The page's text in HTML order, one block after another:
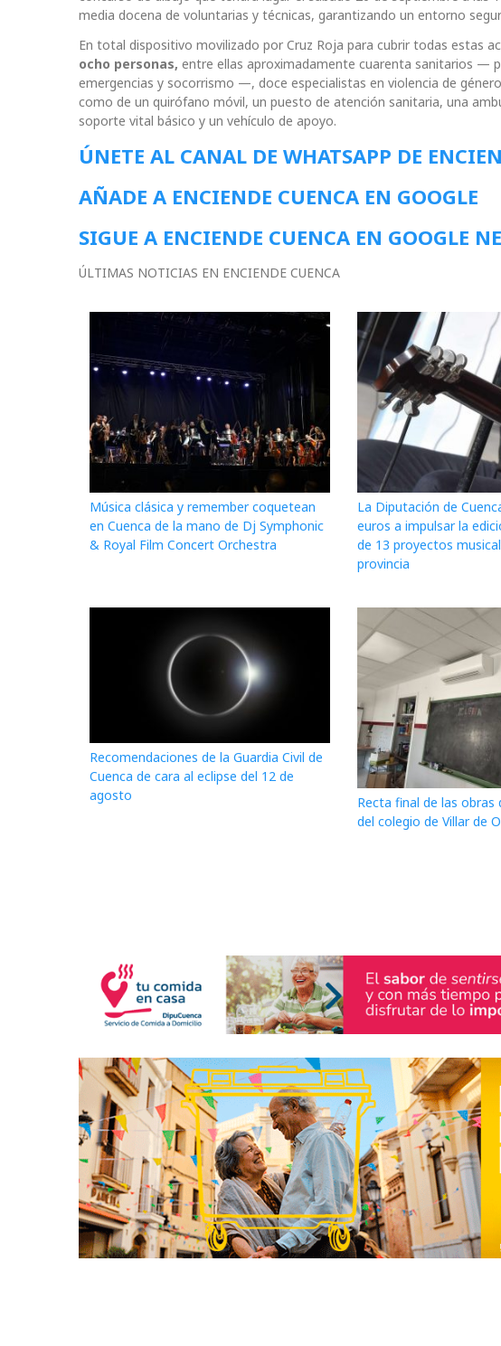
media docena de voluntarias y técnicas, garantizando un entorno
En total dispositivo movilizado por Cruz Roja para cubrir todas estas
ocho personas, entre ellas aproximadamente cuarenta sanitarios —
emergencias y socorrismo —, doce especialistas en violencia de
como de un quirófano móvil, un puesto de atención sanitaria, una
soporte vital básico y un vehículo de apoyo.
ÚNETE AL CANAL DE WHATSAPP DE
AÑADE A ENCIENDE CUENCA EN GOOGLE
SIGUE A ENCIENDE CUENCA EN GOOGLE
ÚLTIMAS NOTICIAS EN ENCIENDE CUENCA
Música clásica y remember coquetean
en Cuenca de la mano de Dj Symphonic
& Royal Film Concert Orchestra
La Diputación de
euros a impulsar la
de 13 proyectos
provincia
Recomendaciones de la Guardia Civil de
Cuenca de cara al eclipse del 12 de
agosto
Recta final de las obras
del colegio de Villar de